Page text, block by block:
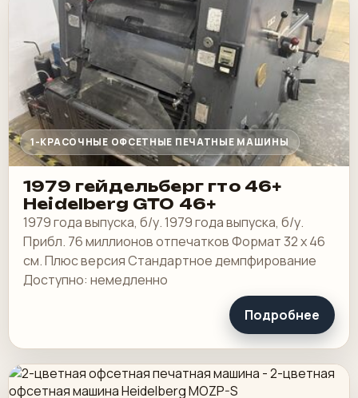
1-КРАСОЧНЫЕ ОФСЕТНЫЕ ПЕЧАТНЫЕ МАШИНЫ
1979 гейдельберг гто 46+
Heidelberg GTO 46+
1979 года выпуска, б/у. 1979 года выпуска, б/у.
Прибл. 76 миллионов отпечатков Формат 32 х 46
см. Плюс версия Стандартное демпфирование
Доступно: немедленно
Подробнее